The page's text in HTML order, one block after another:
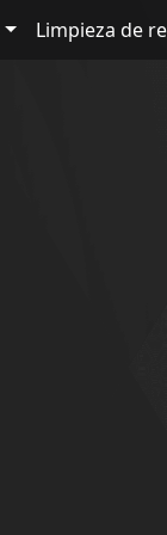
Limpieza de